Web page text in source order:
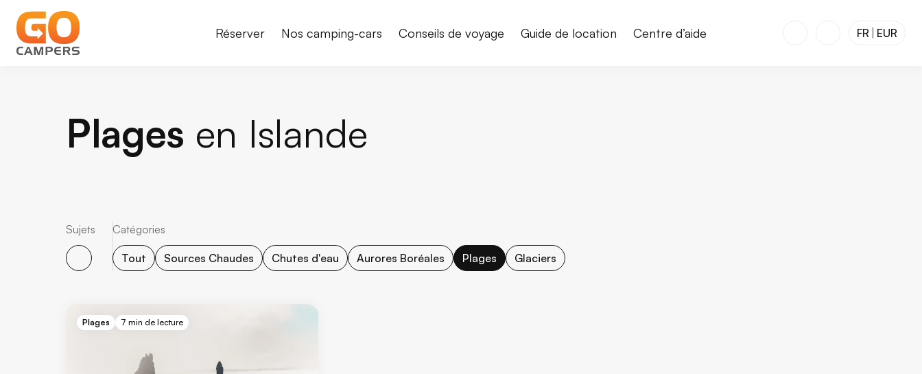
Réserver Nos camping-cars Conseils de voyage Guide de location Centre d’aide FR EUR
Plages en Islande
Sujets Catégories
Tout Sources Chaudes Chutes d'eau Aurores Boréales Plages Glaciers
Plages 7 min de lecture